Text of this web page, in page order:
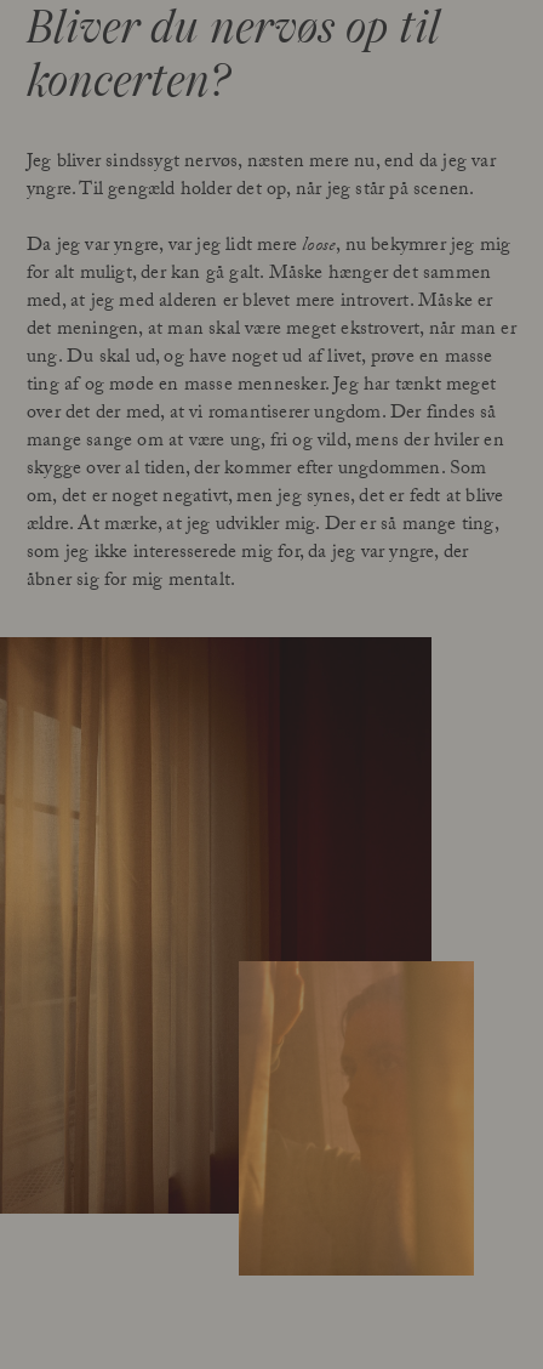
Bliver du nervøs op til
koncerten?
Jeg bliver sindssygt nervøs, næsten mere nu, end da jeg var
yngre. Til gengæld holder det op, når jeg står på scenen.
Da jeg var yngre, var jeg lidt mereloose, nu bekymrer jeg mig
for alt muligt, der kan gå galt. Måske hænger det sammen
med, at jeg med alderen er blevet mere introvert. Måske er
det meningen, at man skal være meget ekstrovert, når man er
ung. Du skal ud, og have noget ud af livet, prøve en masse
ting af og møde en masse mennesker. Jeg har tænkt meget
over det der med, at vi romantiserer ungdom. Der findes så
mange sange om at være ung, fri og vild, mens der hviler en
skygge over al tiden, der kommer efter ungdommen. Som
om, det er noget negativt, men jeg synes, det er fedt at blive
ældre. At mærke, at jeg udvikler mig. Der er så mange ting,
som jeg ikke interesserede mig for, da jeg var yngre, der
åbner sig for mig mentalt.